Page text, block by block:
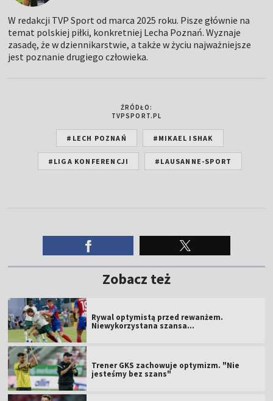
W redakcji TVP Sport od marca 2025 roku. Pisze głównie na
temat polskiej piłki, konkretniej Lecha Poznań. Wyznaje
zasadę, że w dziennikarstwie, a także w życiu najważniejsze
jest poznanie drugiego człowieka.
ŹRÓDŁO:
TVPSPORT.PL
#LECH POZNAŃ #MIKAEL ISHAK
#LIGA KONFERENCJI #LAUSANNE-SPORT
Zobacz też
Rywal optymistą przed rewanżem.
Niewykorzystana szansa...
Trener GKS zachowuje optymizm. "Nie
jesteśmy bez szans"